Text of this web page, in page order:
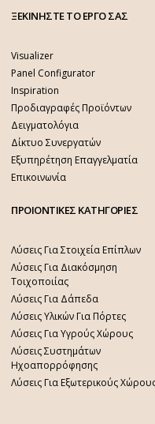
ΞΕΚΙΝΗΣΤΕ ΤΟ ΕΡΓΟ ΣΑΣ
Visualizer
Panel Configurator
Inspiration
Προδιαγραφές Προϊόντων
Δειγματολόγια
Δίκτυο Συνεργατών
Εξυπηρέτηση Επαγγελματία
Επικοινωνία
ΠΡΟΙΟΝΤΙΚΕΣ ΚΑΤΗΓΟΡΙΕΣ
Λύσεις Για Στοιχεία Επίπλων
Λύσεις Για Διακόσμηση
Τοιχοποιίας
Λύσεις Για Δάπεδα
Λύσεις Υλικών Για Πόρτες
Λύσεις Για Υγρούς Χώρους
Λύσεις Συστημάτων
Ηχοαπορρόφησης
Λύσεις Για Εξωτερικούς